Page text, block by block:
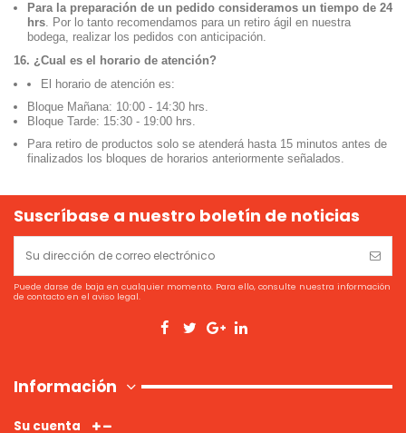
Para la preparación de un pedido consideramos un tiempo de 24
hrs. Por lo tanto recomendamos para un retiro ágil en nuestra
bodega, realizar los pedidos con anticipación.
16. ¿Cual es el horario de atención?
El horario de atención es:
Bloque Mañana: 10:00 - 14:30 hrs.
Bloque Tarde: 15:30 - 19:00 hrs.
Para retiro de productos solo se atenderá hasta 15 minutos antes de
finalizados los bloques de horarios anteriormente señalados.
Suscríbase a nuestro boletín de noticias
Puede darse de baja en cualquier momento. Para ello, consulte nuestra información
de contacto en el aviso legal.
Información
Su cuenta